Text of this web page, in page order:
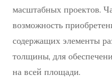
масштабных проектов.
возможность
содержащих элементы
толщины, для
на всей площади.